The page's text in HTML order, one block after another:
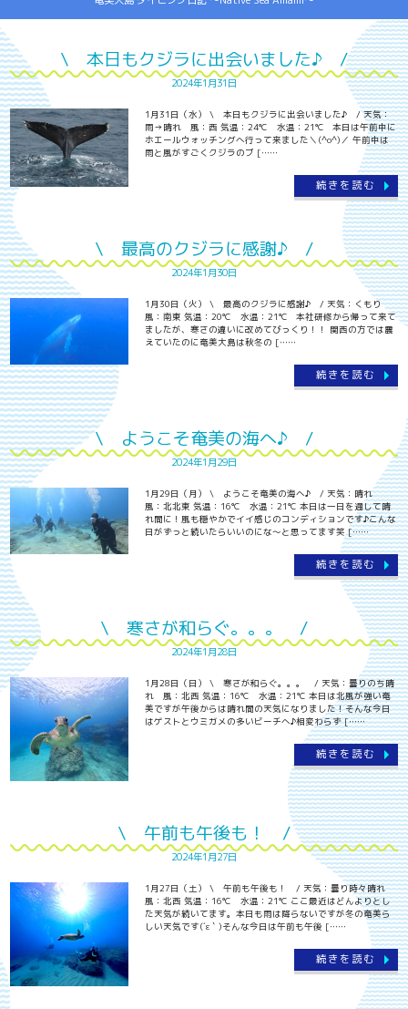
\ 本日もクジラに出会いました♪ /
2024年1月31日
1月31日（水） \ 本日もクジラに出会いました♪ / 天気：
雨→晴れ 風：西 気温：24℃ 水温：21℃ 本日は午前中に
ホエールウォッチングへ行って来ました＼(^o^)／ 午前中は
雨と風がすごくクジラのブ [……
続きを読む
\ 最高のクジラに感謝♪ /
2024年1月30日
1月30日（火） \ 最高のクジラに感謝♪ / 天気：くもり
風：南東 気温：20℃ 水温：21℃ 本社研修から帰って来て
ましたが、寒さの違いに改めてびっくり！！ 関西の方では震
えていたのに奄美大島は秋冬の [……
続きを読む
\ ようこそ奄美の海へ♪ /
2024年1月29日
1月29日（月） \ ようこそ奄美の海へ♪ / 天気：晴れ
風：北北東 気温：16℃ 水温：21℃ 本日は一日を通して晴
れ間に！風も穏やかでイイ感じのコンディションです♪こんな
日がずっと続いたらいいのにな～と思ってます笑 [……
続きを読む
\ 寒さが和らぐ。。。 /
2024年1月28日
1月28日（日） \ 寒さが和らぐ。。。 / 天気：曇りのち晴
れ 風：北西 気温：16℃ 水温：21℃ 本日は北風が強い奄
美ですが午後からは晴れ間の天気になりました！そんな今日
はゲストとウミガメの多いビーチへ♪相変わらず [……
続きを読む
\ 午前も午後も！ /
2024年1月27日
1月27日（土） \ 午前も午後も！ / 天気：曇り時々晴れ
風：北西 気温：16℃ 水温：21℃ ここ最近はどんよりとし
た天気が続いてます。本日も雨は降らないですが冬の奄美ら
しい天気です(´ε｀)そんな今日は午前も午後 [……
続きを読む